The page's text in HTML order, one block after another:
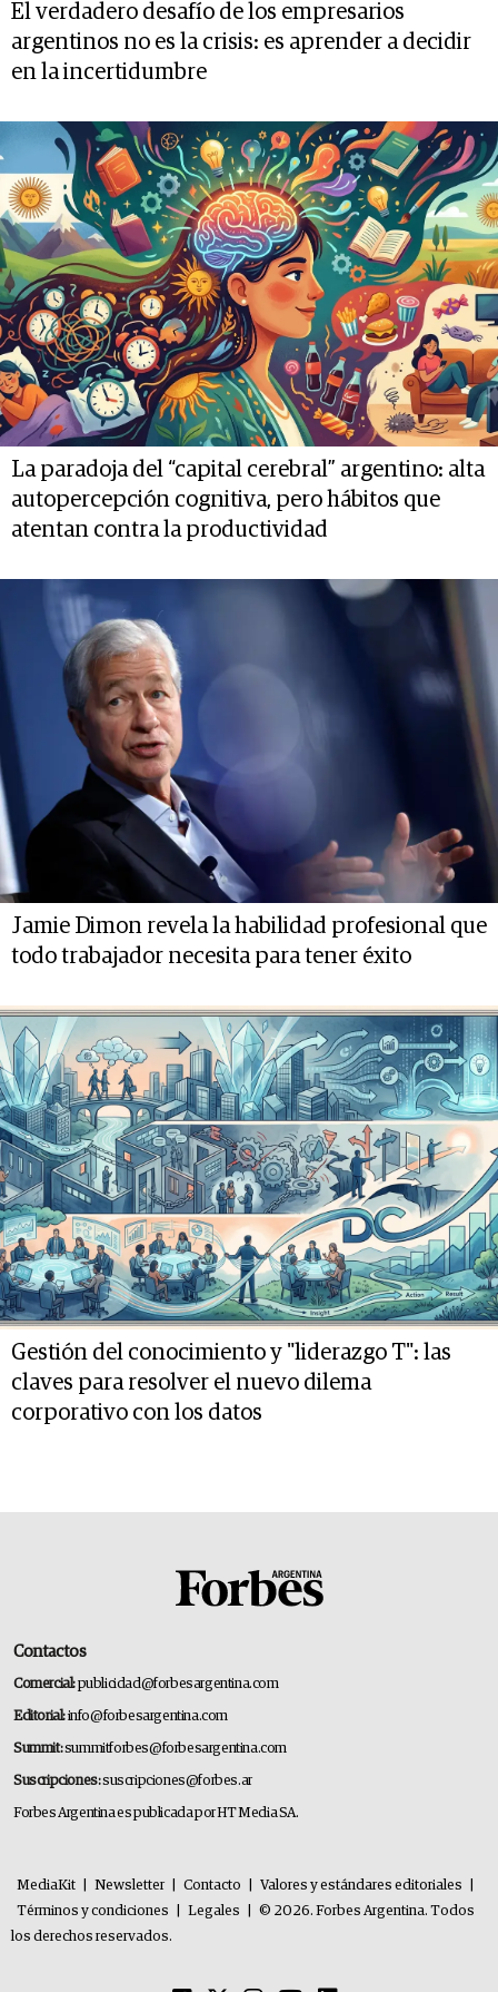
El verdadero desafío de los empresarios
argentinos no es la crisis: es aprender a decidir
en la incertidumbre
La paradoja del “capital cerebral” argentino: alta
autopercepción cognitiva, pero hábitos que
atentan contra la productividad
Jamie Dimon revela la habilidad profesional que
todo trabajador necesita para tener éxito
Gestión del conocimiento y "liderazgo T": las
claves para resolver el nuevo dilema
corporativo con los datos
Contactos
Comercial:publicidad@forbesargentina.com
Editorial:info@forbesargentina.com
Summit:summitforbes@forbesargentina.com
Suscripciones:suscripciones@forbes.ar
Forbes Argentina es publicada por HT Media SA.
MediaKit Newsletter Contacto Valores y estándares editoriales
Términos y condiciones
Legales
© 2026. Forbes Argentina. Todos
los derechos reservados.